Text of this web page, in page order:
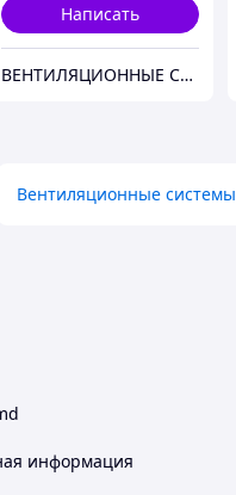
Написать
ВЕНТИЛЯЦИОННЫЕ СИСТЕМЫ. СИСТЕМЫ КОНДИЦИОНИРОВАНИЯ. КЛИМАТИЧЕСКАЯ ТЕХНИКА.
Вентиляционные системы
информация